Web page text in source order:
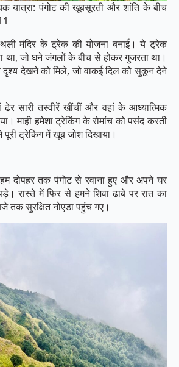
यात्रा: पंगोट की खूबसूरती और शांति के बीच
मंदिर के ट्रेक की योजना बनाई। ये ट्रेक
था, जो घने जंगलों के बीच से होकर गुजरता था।
देखने को मिले, जो वाकई दिल को सुकून देने
सारी तस्वीरें खींचीं और वहां के आध्यात्मिक
माही हमेशा ट्रेकिंग के रोमांच को पसंद करती
पूरी ट्रेकिंग में खूब जोश दिखाया।
दोपहर तक पंगोट से रवाना हुए और अपने घर
रास्ते में फिर से हमने शिवा ढाबे पर रात का
तक सुरक्षित नोएडा पहुंच गए।